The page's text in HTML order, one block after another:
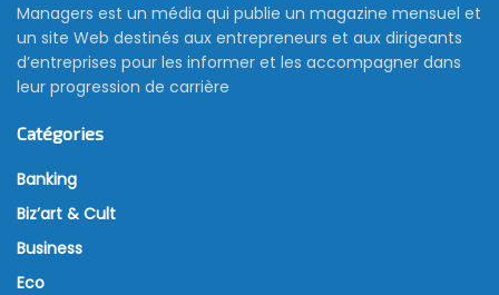
Managers est un média qui publie un magazine mensuel et
un site Web destinés aux entrepreneurs et aux dirigeants
d’entreprises pour les informer et les accompagner dans
leur progression de carrière
Catégories
Banking
Biz’art & Cult
Business
Eco